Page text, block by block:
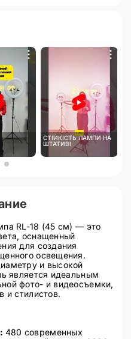
СТІЙКІСТЬ ЛАМПИ НА
ШТАТИВІ
RL-18 (45 см) — это
оснащенный
для создания
освещения.
и высокой
является идеальным
фото- и видеосъемки,
и стилистов.
480 современных